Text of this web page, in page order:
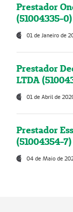
Prestador
(51004335-0)
01 de Janeiro de
Prestador
LTDA
01 de Abril de
Prestador
(51004354-7)
04 de Maio de